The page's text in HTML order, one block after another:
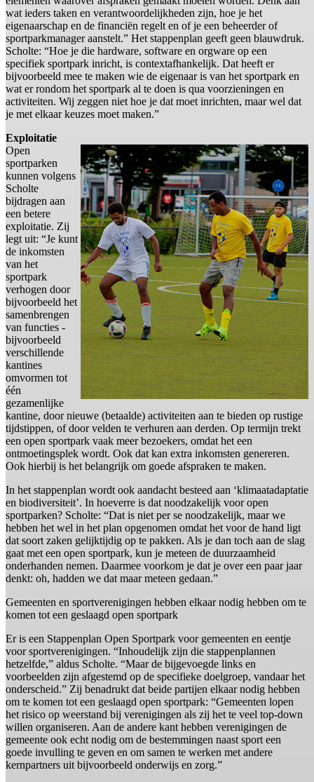
wat ieders taken en verantwoordelijkheden zijn, hoe je het
eigenaarschap en de financiën regelt en of je een beheerder of
sportparkmanager aanstelt.” Het stappenplan geeft geen blauwdruk.
Scholte: “Hoe je die hardware, software en orgware op een
specifiek sportpark inricht, is contextafhankelijk. Dat heeft er
bijvoorbeeld mee te maken wie de eigenaar is van het sportpark en
wat er rondom het sportpark al te doen is qua voorzieningen en
activiteiten. Wij zeggen niet hoe je dat moet inrichten, maar wel dat
je met elkaar keuzes moet maken.”
Exploitatie
Open
sportparken
kunnen volgens
Scholte
bijdragen aan
een betere
exploitatie. Zij
legt uit: “Je kunt
de inkomsten
van het
sportpark
verhogen door
bijvoorbeeld het
samenbrengen
van functies -
bijvoorbeeld
verschillende
kantines
omvormen tot
één
gezamenlijke
kantine, door nieuwe (betaalde) activiteiten aan te bieden op rustige
tijdstippen, of door velden te verhuren aan derden. Op termijn trekt
een open sportpark vaak meer bezoekers, omdat het een
ontmoetingsplek wordt. Ook dat kan extra inkomsten genereren.
Ook hierbij is het belangrijk om goede afspraken te maken.
In het stappenplan wordt ook aandacht besteed aan ‘klimaatadaptatie
en biodiversiteit’. In hoeverre is dat noodzakelijk voor open
sportparken? Scholte: “Dat is niet per se noodzakelijk, maar we
hebben het wel in het plan opgenomen omdat het voor de hand ligt
dat soort zaken gelijktijdig op te pakken. Als je dan toch aan de slag
gaat met een open sportpark, kun je meteen de duurzaamheid
onderhanden nemen. Daarmee voorkom je dat je over een paar jaar
denkt: oh, hadden we dat maar meteen gedaan.”
Gemeenten en sportverenigingen hebben elkaar nodig hebben om te
komen tot een geslaagd open sportpark
Er is een Stappenplan Open Sportpark voor gemeenten en eentje
voor sportverenigingen. “Inhoudelijk zijn die stappenplannen
hetzelfde,” aldus Scholte. “Maar de bijgevoegde links en
voorbeelden zijn afgestemd op de specifieke doelgroep, vandaar het
onderscheid.” Zij benadrukt dat beide partijen elkaar nodig hebben
om te komen tot een geslaagd open sportpark: “Gemeenten lopen
het risico op weerstand bij verenigingen als zij het te veel top-down
willen organiseren. Aan de andere kant hebben verenigingen de
gemeente ook echt nodig om de bestemmingen naast sport een
goede invulling te geven en om samen te werken met andere
kernpartners uit bijvoorbeeld onderwijs en zorg.”